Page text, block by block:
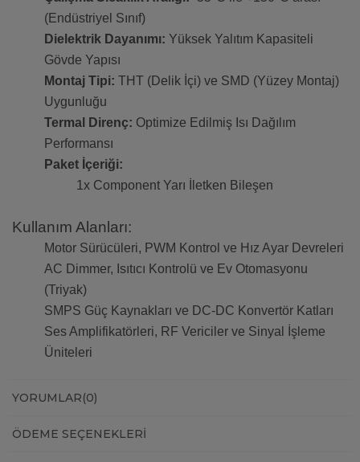
(Endüstriyel Sınıf)
Dielektrik Dayanımı: Yüksek Yalıtım Kapasiteli
Gövde Yapısı
Montaj Tipi: THT (Delik İçi) ve SMD (Yüzey Montaj)
Uygunluğu
Termal Direnç: Optimize Edilmiş Isı Dağılım
Performansı
Paket İçeriği:
1x Component Yarı İletken Bileşen
Kullanım Alanları:
Motor Sürücüleri, PWM Kontrol ve Hız Ayar Devreleri
AC Dimmer, Isıtıcı Kontrolü ve Ev Otomasyonu
(Triyak)
SMPS Güç Kaynakları ve DC-DC Konvertör Katları
Ses Amplifikatörleri, RF Vericiler ve Sinyal İşleme
Üniteleri
YORUMLAR(0)
ÖDEME SEÇENEKLERI